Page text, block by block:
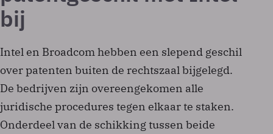
bij
Intel en Broadcom hebben een slepend geschil
over patenten buiten de rechtszaal bijgelegd.
De bedrijven zijn overeengekomen alle
juridische procedures tegen elkaar te staken.
Onderdeel van de schikking tussen beide